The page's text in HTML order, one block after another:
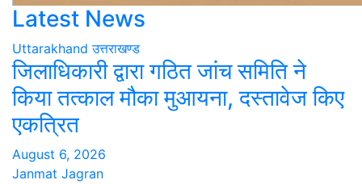
Latest News
Uttarakhand उत्तराखण्ड
जिलाधिकारी द्वारा गठित जांच समिति ने
किया तत्काल मौका मुआयना, दस्तावेज किए
एकत्रित
August 6, 2026
Janmat Jagran